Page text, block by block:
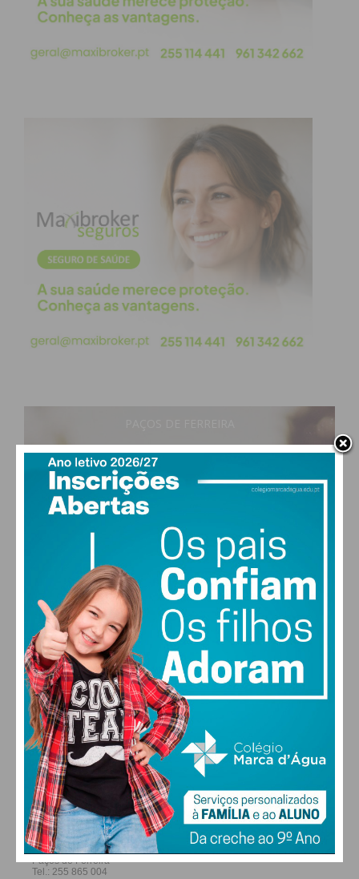
14°
vento: 1m/s ESE
30 °
SEX
28
SÁB
27
DOM
29
SEG
ALTERAR
FARMACIAS DE SERVIÇO EM PAÇOS DE
FERREIRA